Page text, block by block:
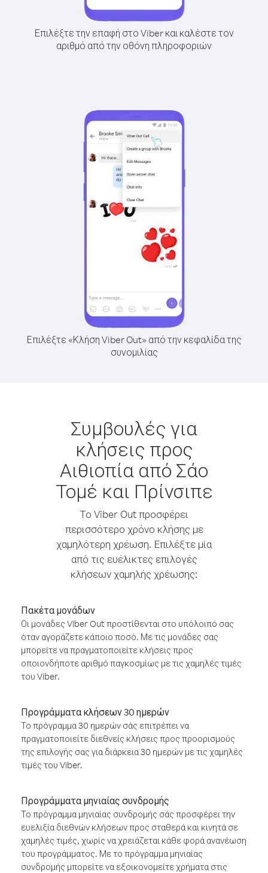
Επιλέξτε την επαφή στο Viber και καλέστε τον
αριθμό από την οθόνη πληροφοριών
Επιλέξτε «Κλήση Viber Out» από την κεφαλίδα της
συνομιλίας
Συμβουλές για
κλήσεις προς
Αιθιοπία από Σάο
Τομέ και Πρίνσιπε
Το Viber Out προσφέρει
περισσότερο χρόνο κλήσης με
χαμηλότερη χρέωση. Επιλέξτε μία
από τις ευέλικτες επιλογές
κλήσεων χαμηλής χρέωσης:
Πακέτα μονάδων
Οι μονάδες Viber Out προστίθενται στο υπόλοιπό σας
όταν αγοράζετε κάποιο ποσό. Με τις μονάδες σας
μπορείτε να πραγματοποιείτε κλήσεις προς
οποιονδήποτε αριθμό παγκοσμίως με τις χαμηλές τιμές
του Viber.
Προγράμματα κλήσεων 30 ημερών
Το πρόγραμμα 30 ημερών σάς επιτρέπει να
πραγματοποιείτε διεθνείς κλήσεις προς προορισμούς
της επιλογής σας για διάρκεια 30 ημερών με τις χαμηλές
τιμές του Viber.
Προγράμματα μηνιαίας συνδρομής
Το πρόγραμμα μηνιαίας συνδρομής σάς προσφέρει την
ευελιξία διεθνών κλήσεων προς σταθερά και κινητά σε
χαμηλές τιμές, χωρίς να χρειάζεται κάθε φορά ανανέωση
του προγράμματος. Με το πρόγραμμα μηνιαίας
συνδρομής μπορείτε να εξοικονομείτε χρήματα στις